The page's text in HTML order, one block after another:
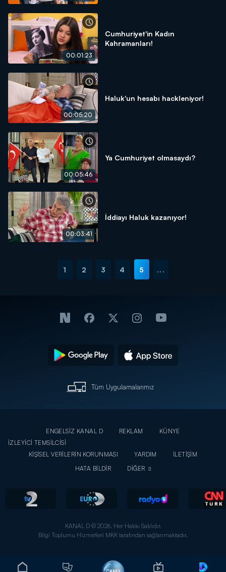
00:01:23
Cumhuriyet'in Kadın
Kahramanları!
00:05:20
Haluk'un hesabı hackleniyor!
00:05:46
Ya Cumhuriyet olmasaydı?
00:03:41
İddiayı Haluk kazanıyor!
1 2 3 4 5 ...
Tüm Uygulamalarımız
ENGELSİZ KANAL D REKLAM
KÜNYE
İZLEYİCİ TEMSİLCİSİ
KİŞİSEL VERİLERİN KORUNMASI
YARDIM
İLETİŞİM
HATA BİLDİR
DİĞER
KANAL D © 2026. Her Hakkı Saklıdır.
Bilgi Toplumu Hizmetleri MKK tarafından sağlanmaktadır.